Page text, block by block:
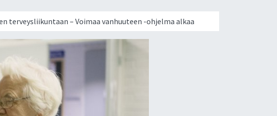
terveysliikuntaan
terveysliikuntaan – Voimaa vanhuuteen -ohjelma alkaa